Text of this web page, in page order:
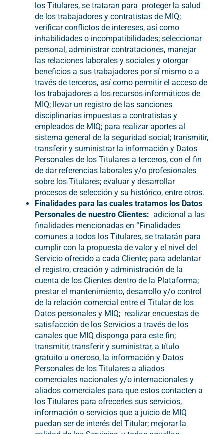
los Titulares, se trataran para proteger la salud
de los trabajadores y contratistas de MIQ;
verificar conflictos de intereses, así como
inhabilidades o incompatibilidades; seleccionar
personal, administrar contrataciones, manejar
las relaciones laborales y sociales y otorgar
beneficios a sus trabajadores por sí mismo o a
través de terceros, así como permitir el acceso de
los trabajadores a los recursos informáticos de
MIQ; llevar un registro de las sanciones
disciplinarias impuestas a contratistas y
empleados de MIQ; para realizar aportes al
sistema general de la seguridad social; transmitir,
transferir y suministrar la información y Datos
Personales de los Titulares a terceros, con el fin
de dar referencias laborales y/o profesionales
sobre los Titulares; evaluar y desarrollar
procesos de selección y su histórico, entre otros.
Finalidades para las cuales tratamos los Datos
Personales de nuestro Clientes:adicional a las
finalidades mencionadas en “Finalidades
comunes a todos los Titulares, se tratarán para
cumplir con la propuesta de valor y el nivel del
Servicio ofrecido a cada Cliente; para adelantar
el registro, creación y administración de la
cuenta de los Clientes dentro de la Plataforma;
prestar el mantenimiento, desarrollo y/o control
de la relación comercial entre el Titular de los
Datos personales y MIQ; realizar encuestas de
satisfacción de los Servicios a través de los
canales que MIQ disponga para este fin;
transmitir, transferir y suministrar, a título
gratuito u oneroso, la información y Datos
Personales de los Titulares a aliados
comerciales nacionales y/o internacionales y
aliados comerciales para que estos contacten a
los Titulares para ofrecerles sus servicios,
información o servicios que a juicio de MIQ
puedan ser de interés del Titular; mejorar la